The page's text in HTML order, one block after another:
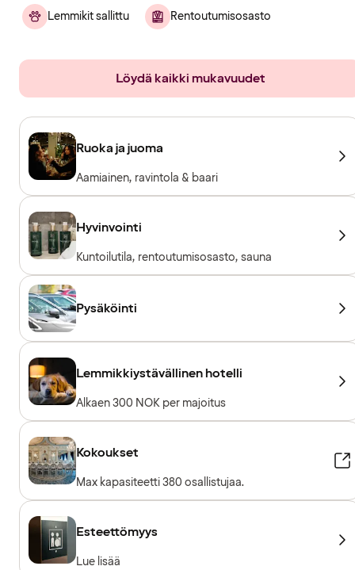
Lemmikit sallittu Rentoutumisosasto
Löydä kaikki mukavuudet
Ruoka ja juoma
Aamiainen, ravintola & baari
Hyvinvointi
Kuntoilutila, rentoutumisosasto, sauna
Pysäköinti
Lemmikkiystävällinen hotelli
Alkaen 300 NOK per majoitus
Kokoukset
Max kapasiteetti 380 osallistujaa.
Esteettömyys
Lue lisää